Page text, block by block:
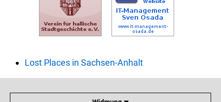
Lost Places in Sachsen-Anhalt